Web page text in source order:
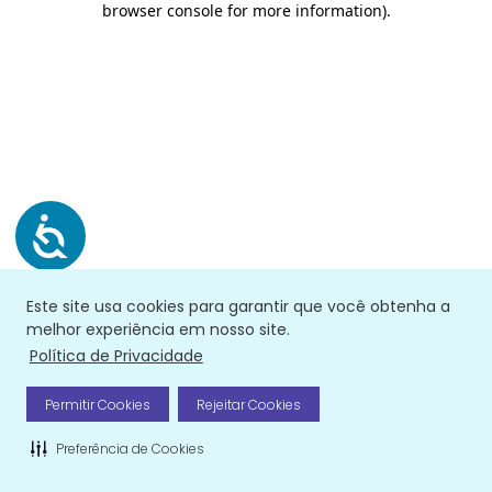
Este site usa cookies para garantir que você obtenha a
melhor experiência em nosso site.
Política de Privacidade
Permitir Cookies Rejeitar Cookies
Preferência de Cookies
browser console for more information).